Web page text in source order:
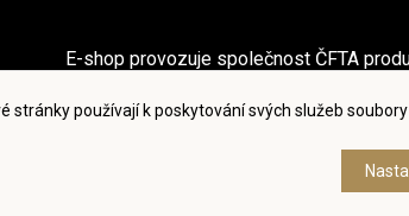
stránky používají k poskytování svých služeb
E-shop provozuje společnost ČFTA
Podmínky užití a